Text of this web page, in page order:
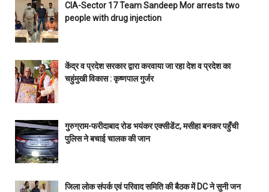
CIA-Sector 17 Team Sandeep Mor arrests two
people with drug injection
केंद्र व प्रदेश सरकार द्वारा करवाया जा रहा देश व प्रदेश का
चहुंमुखी विकास : कृष्णपाल गुर्जर
गुरुग्राम-फरीदाबाद रोड भयंकर एक्सीडेंट, मसीहा बनकर पहुँची
पुलिस ने बचाई चालक की जान
जिला लोक संपर्क एवं परिवाद समिति की बैठक में DC ने सुनी जन